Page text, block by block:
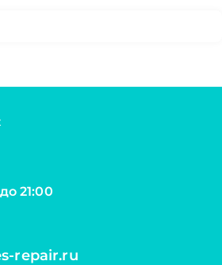
21:00
repair.ru